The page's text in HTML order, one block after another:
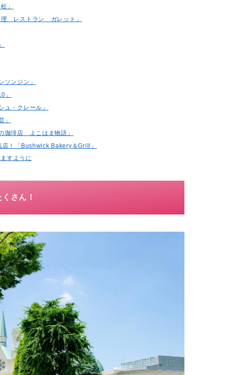
」
理 レストラン ガレット」
ソンジン」
」
ュ・クレール」
」
珈琲店 よこはま物語」
！「Bushwick Bakery＆Grill」
すように
さん！